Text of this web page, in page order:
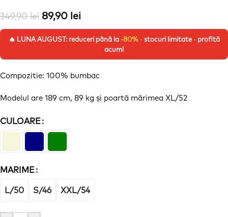
349,90lei 89,90 lei
🔥 LUNA AUGUST: reduceri până la -80%· stocuri limitate · profită
acum!
Compozitie: 100% bumbac
Modelul are 189 cm, 89 kg și poartă mărimea XL/52
CULOARE
MARIME
L/50 S/46 XXL/54